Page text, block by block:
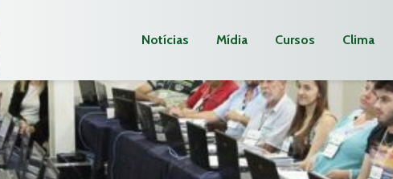
Notícias Mídia Cursos Clima